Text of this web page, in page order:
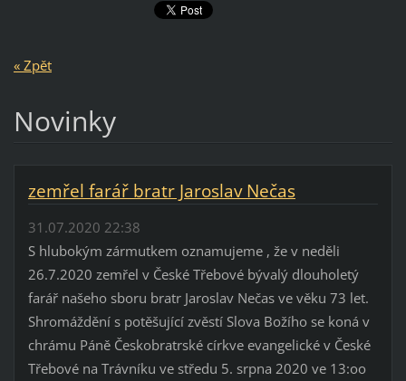
« Zpět
Novinky
zemřel farář bratr Jaroslav Nečas
31.07.2020 22:38
S hlubokým zármutkem oznamujeme , že v neděli
26.7.2020 zemřel v České Třebové bývalý dlouholetý
farář našeho sboru bratr Jaroslav Nečas ve věku 73 let.
Shromáždění s potěšující zvěstí Slova Božího se koná v
chrámu Páně Českobratrské církve evangelické v České
Třebové na Trávníku ve středu 5. srpna 2020 ve 13:oo